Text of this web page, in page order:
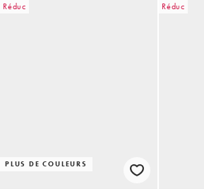
Réduc
PLUS DE COULEURS
Réduc